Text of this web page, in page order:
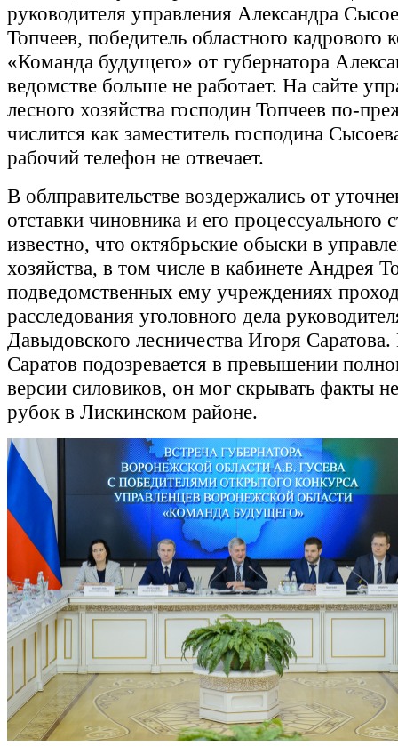
руководителя управления Александра
Топчеев, победитель областного кадрового
«Команда будущего» от губернатора
ведомстве больше не работает. На сайте
лесного хозяйства господин Топчеев по-
числится как заместитель господина
рабочий телефон не отвечает.
В облправительстве воздержались от
отставки чиновника и его процессуального
известно, что октябрьские обыски в
хозяйства, в том числе в кабинете Андрея
подведомственных ему учреждениях
расследования уголовного дела
Давыдовского лесничества Игоря
Саратов подозревается в превышении
версии силовиков, он мог скрывать факты
рубок в Лискинском районе.